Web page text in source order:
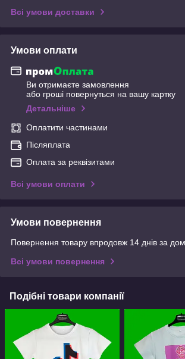
Всі умови доставки
Умови оплати
Ви отримаєте замовлення
або гроші повернуться на вашу картку
Детальніше
Оплатити частинами
Післяплата
Оплата за реквізитами
Всі умови оплати
Умови повернення
Повернення товару впродовж 14 днів за
Всі умови повернення
Подібні товари компанії